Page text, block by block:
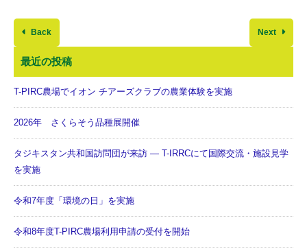
Back Next
最近の投稿
T-PIRC農場でイオン チアーズクラブの農業体験を実施
2026年 さくらそう品種展開催
タジキスタン共和国訪問団が来訪 ― T-IRRCにて国際交流・施設見学
を実施
令和7年度「環境の日」を実施
令和8年度T-PIRC農場利用申請の受付を開始